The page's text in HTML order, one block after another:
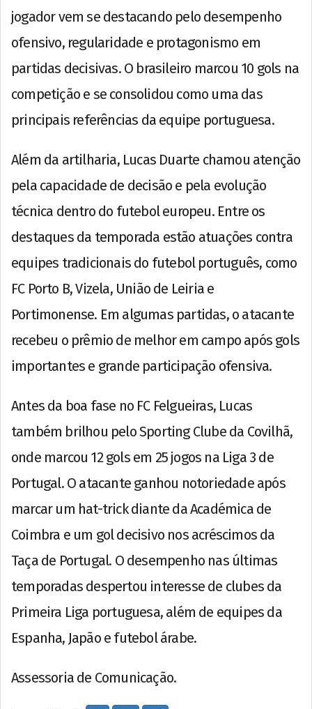
jogador vem se destacando pelo desempenho
ofensivo, regularidade e protagonismo em
partidas decisivas. O brasileiro marcou 10 gols na
competição e se consolidou como uma das
principais referências da equipe portuguesa.
Além da artilharia, Lucas Duarte chamou atenção
pela capacidade de decisão e pela evolução
técnica dentro do futebol europeu. Entre os
destaques da temporada estão atuações contra
equipes tradicionais do futebol português, como
FC Porto B, Vizela, União de Leiria e
Portimonense. Em algumas partidas, o atacante
recebeu o prêmio de melhor em campo após gols
importantes e grande participação ofensiva.
Antes da boa fase no FC Felgueiras, Lucas
também brilhou pelo Sporting Clube da Covilhã,
onde marcou 12 gols em 25 jogos na Liga 3 de
Portugal. O atacante ganhou notoriedade após
marcar um hat-trick diante da Académica de
Coimbra e um gol decisivo nos acréscimos da
Taça de Portugal. O desempenho nas últimas
temporadas despertou interesse de clubes da
Primeira Liga portuguesa, além de equipes da
Espanha, Japão e futebol árabe.
Assessoria de Comunicação.